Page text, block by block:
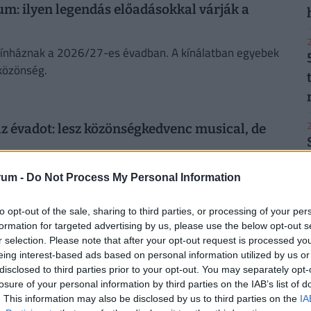
- Do Not Process My Personal Information
opt-out of the sale, sharing to third parties, or processing of your
for targeted advertising by us, please use the below opt-out
selection. Please note that after your opt-out request is processed
interest-based ads based on personal information utilized by us
to third parties prior to your opt-out. You may separately
of your personal information by third parties on the IAB’s list of
This information may also be disclosed by us to third parties on the
ilyen legendás előadásokkal várják a
a 2026/27-es évadban. A kínálatban egyebek
lesz közönségkedvenc musical, de
Weöres Sándor Színház - közölte a teátrum
hajlítható telefonja: ilyet még sosem
hangerőszabályzó gombok a jobb alsó sarokba kerülnek,